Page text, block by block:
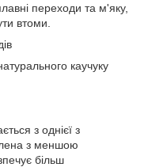
переходи та м'яку,
втоми.
каучуку
з однієї з
з меншою
більш